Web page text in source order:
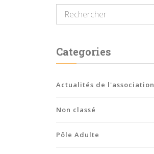
Categories
Actualités de l'association
Non classé
Pôle Adulte